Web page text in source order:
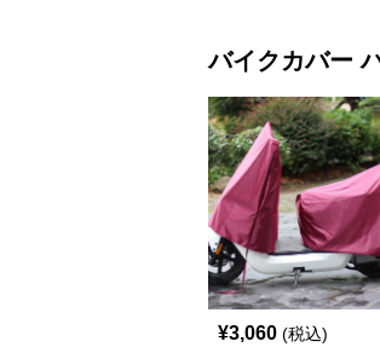
バイクカバー
¥3,060 (税込)